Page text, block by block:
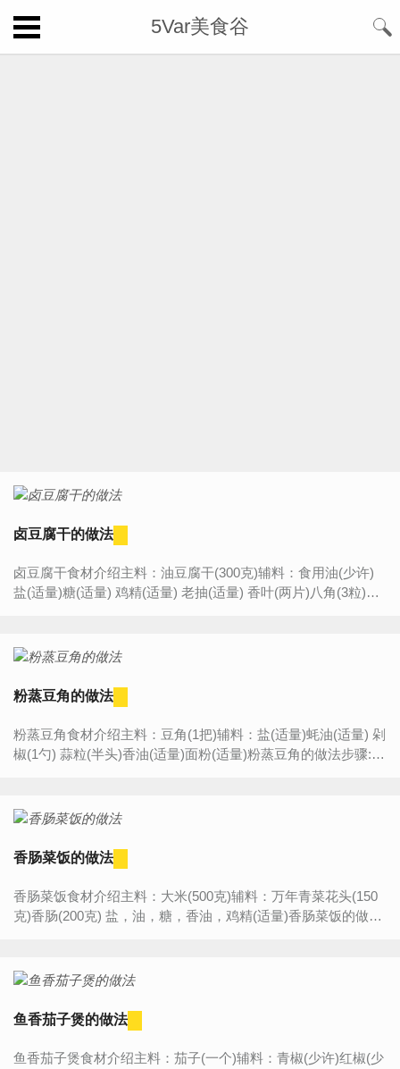
5Var美食谷
卤豆腐干的做法
卤豆腐干食材介绍主料：油豆腐干(300克)辅料：食用油(少许)
盐(适量)糖(适量) 鸡精(适量) 老抽(适量) 香叶(两片)八角(3粒)红
粉蒸豆角的做法
粉蒸豆角食材介绍主料：豆角(1把)辅料：盐(适量)蚝油(适量) 剁
椒(1勺) 蒜粒(半头)香油(适量)面粉(适量)粉蒸豆角的做法步骤:1.
香肠菜饭的做法
香肠菜饭食材介绍主料：大米(500克)辅料：万年青菜花头(150
克)香肠(200克) 盐，油，糖，香油，鸡精(适量)香肠菜饭的做法
鱼香茄子煲的做法
鱼香茄子煲食材介绍主料：茄子(一个)辅料：青椒(少许)红椒(少